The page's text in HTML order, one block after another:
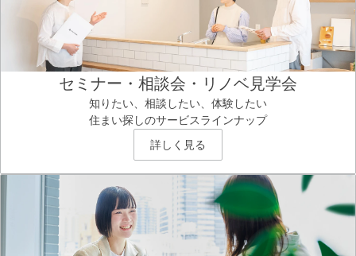
セミナー・相談会・リノベ見学会
知りたい、相談したい、体験したい
住まい探しのサービスラインナップ
詳しく見る